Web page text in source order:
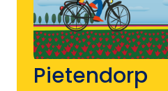
Pietendorp